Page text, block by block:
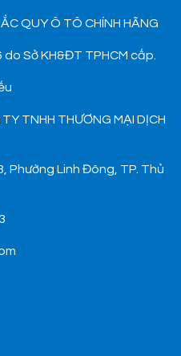
QUY Ô TÔ CHÍNH HÃNG
Sở KH&ĐT TPHCM cấp.
TNHH THƯƠNG MẠI DỊCH
Phường Linh Đông, TP. Thủ